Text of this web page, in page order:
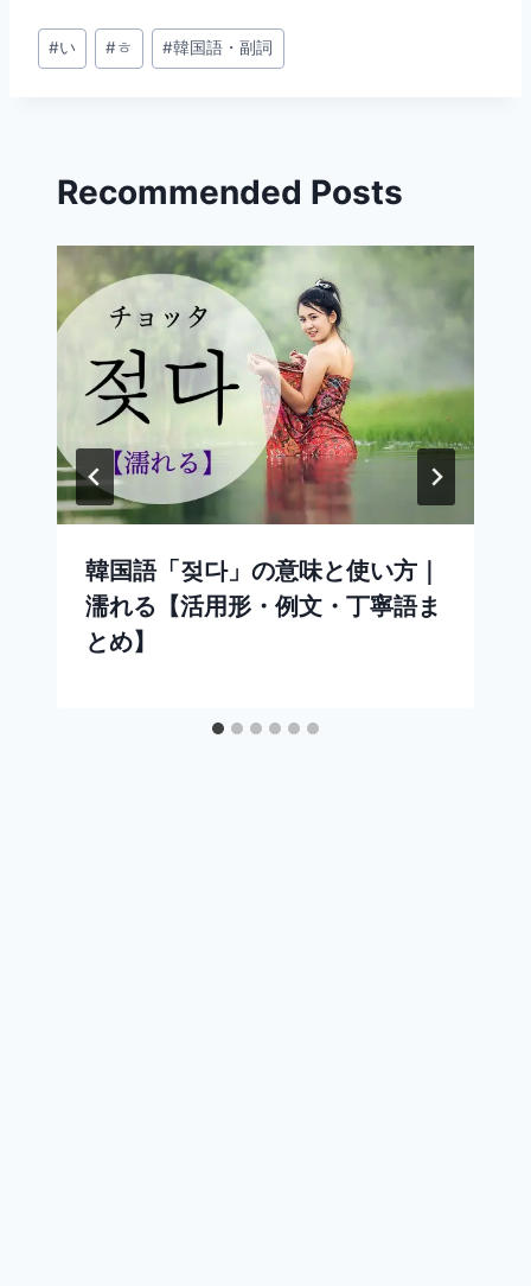
投
稿
#い #ㅎ #韓国語・副詞
Recommended Posts
韓国語「젖다」の意味と使い方｜
濡れる【活用形・例文・丁寧語ま
とめ】